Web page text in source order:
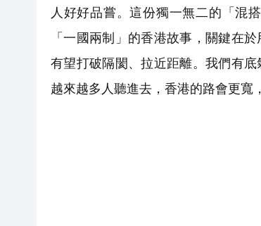
人好好品嘗。這份獨一無二的「混
「一國兩制」的香港故事，關鍵在
有望打破隔閡、拉近距離。我們有
越來越多人聽進去，香港的路會更寬